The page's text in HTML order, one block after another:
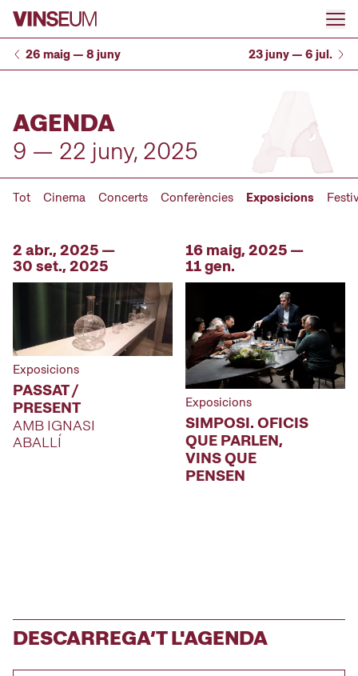
Anar al contingut
26 maig — 8 juny 23 juny — 6 jul.
AGENDA
9 — 22 juny, 2025
Tot Cinema Concerts Conferències Exposicions
2 abr., 2025 —
30 set., 2025
Exposicions
PASSAT /
PRESENT
AMB IGNASI
ABALLÍ
16 maig, 2025 —
11 gen.
Exposicions
SIMPOSI. OFICIS
QUE PARLEN,
VINS QUE
PENSEN
DESCARREGA’T L'AGENDA